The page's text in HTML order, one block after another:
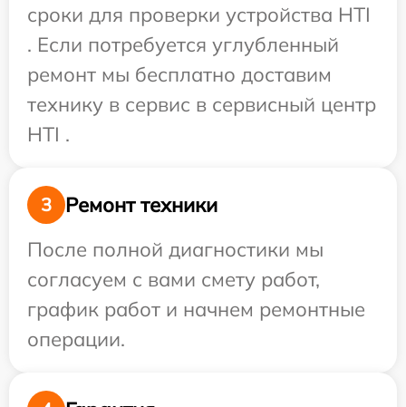
сроки для проверки устройства HTI
. Если потребуется углубленный
ремонт мы бесплатно доставим
технику в сервис в сервисный центр
HTI .
3
Ремонт техники
После полной диагностики мы
согласуем с вами смету работ,
график работ и начнем ремонтные
операции.